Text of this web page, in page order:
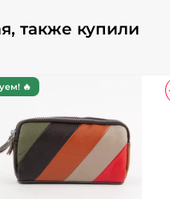
также купили
🔥